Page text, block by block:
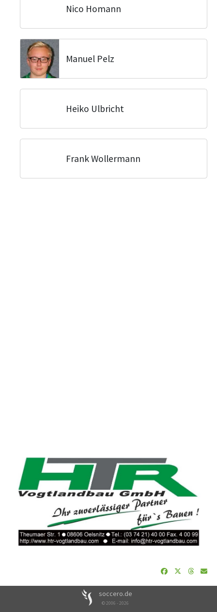
Nico Homann
Manuel Pelz
Heiko Ulbricht
Frank Wollermann
soccero.de
© 2006 - 2026